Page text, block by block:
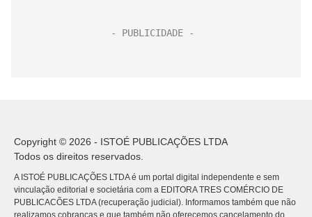
Copyright © 2026 - ISTOÉ PUBLICAÇÕES LTDA
Todos os direitos reservados.
A ISTOÉ PUBLICAÇÕES LTDA é um portal digital independente e sem
vinculação editorial e societária com a EDITORA TRES COMÉRCIO DE
PUBLICACÕES LTDA (recuperação judicial). Informamos também que não
realizamos cobranças e que também não oferecemos cancelamento do